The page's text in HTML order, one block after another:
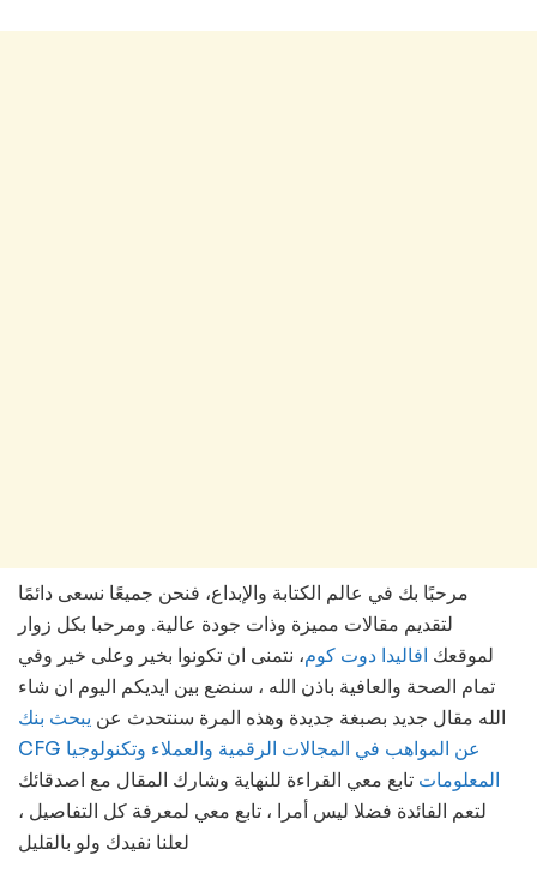
مرحبًا بك في عالم الكتابة والإبداع، فنحن جميعًا نسعى دائمًا
لتقديم مقالات مميزة وذات جودة عالية. ومرحبا بكل زوار
لموقعك افاليدا دوت كوم، نتمنى ان تكونوا بخير وعلى خير وفي
تمام الصحة والعافية باذن الله ، سنضع بين ايديكم اليوم ان شاء
الله مقال جديد بصبغة جديدة وهذه المرة سنتحدث عن يبحث بنك
CFG عن المواهب في المجالات الرقمية والعملاء وتكنولوجيا
المعلومات تابع معي القراءة للنهاية وشارك المقال مع اصدقائك
لتعم الفائدة فضلا ليس أمرا ، تابع معي لمعرفة كل التفاصيل ،
لعلنا نفيدك ولو بالقليل